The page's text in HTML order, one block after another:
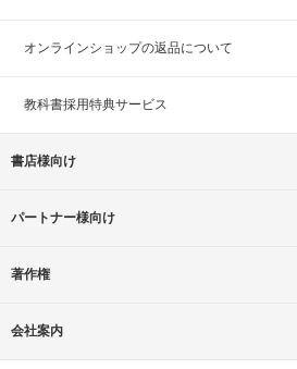
オンラインショップの返品について
教科書採用特典サービス
書店様向け
パートナー様向け
著作権
会社案内